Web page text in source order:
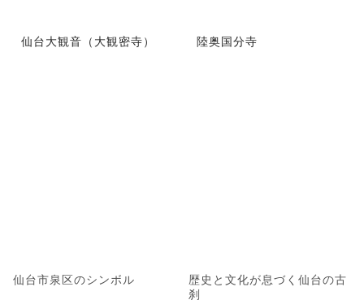
仙台大観音（大観密寺）
仙台市泉区のシンボル
陸奥国分寺
歴史と文化が息づく仙台の古
刹